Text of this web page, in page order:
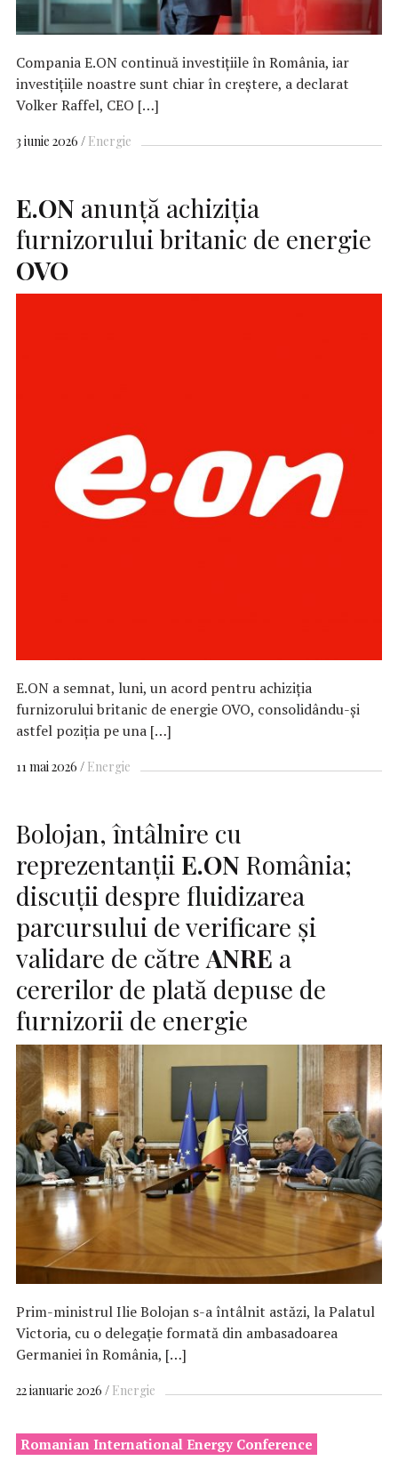
Compania E.ON continuă investițiile în România, iar
investițiile noastre sunt chiar în creștere, a declarat
Volker Raffel, CEO […]
3 iunie 2026 Energie
E.ON anunță achiziția
furnizorului britanic de energie
OVO
E.ON a semnat, luni, un acord pentru achiziția
furnizorului britanic de energie OVO, consolidându-și
astfel poziția pe una […]
11 mai 2026 Energie
Bolojan, întâlnire cu
reprezentanții E.ON România;
discuții despre fluidizarea
parcursului de verificare și
validare de către ANRE a
cererilor de plată depuse de
furnizorii de energie
Prim-ministrul Ilie Bolojan s-a întâlnit astăzi, la Palatul
Victoria, cu o delegație formată din ambasadoarea
Germaniei în România, […]
22 ianuarie 2026 Energie
Romanian International Energy Conference